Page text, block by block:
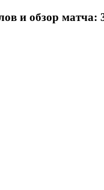
и обзор матча: